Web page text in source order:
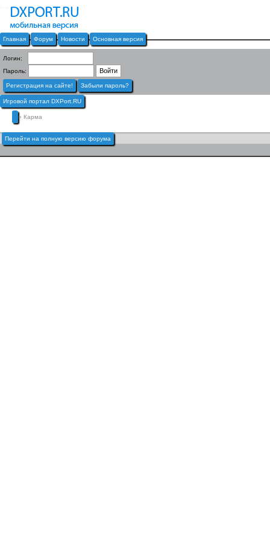
Главная Форум Новости Основная версия
Логин:
Пароль:
Регистрация на сайте! Забыли пароль?
Игровой портал DXPort.RU
» Карма
Перейти на полную версию форума